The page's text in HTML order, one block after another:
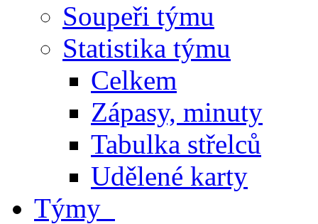
Soupeři týmu
Statistika týmu
Celkem
Zápasy, minuty
Tabulka střelců
Udělené karty
Týmy